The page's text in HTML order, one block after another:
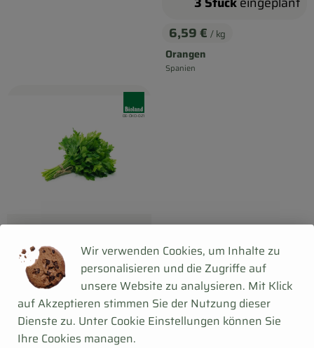
, Preis:
6,59 €/ kg
Orangen
, Herkunft:
Spanien
, Preis:
3,79 €/ Bund
Petersilie glatt
, Herkunft:
Deutschland, Referenzpreis:
3,79 €/ BUND
, Kontrollstelle:
DE-ÖKO-021
Aus deinem Vorrat: (Nicht Teil der Kochbox)
Wir verwenden Cookies, um Inhalte zu
personalisieren und die Zugriffe auf
unsere Website zu analysieren. Mit Klick
auf Akzeptieren stimmen Sie der Nutzung dieser
Dienste zu. Unter Cookie Einstellungen können Sie
Ihre Cookies managen.